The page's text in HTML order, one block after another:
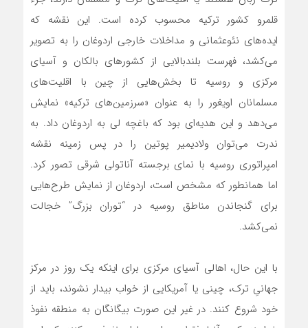
قلمرو کشور ترکیه محسوب کرده است. این نقشه که
ایده‌های نئوعثمانی و مداخلات خارجی اردوغان را به تصویر
می‌کشد، فهرست بلندبالایی از کشورهای بالکان و آسیای
مرکزی و روسیه تا بخش‌هایی از چین با اقلیت‌های
مسلمانان اویغور را به عنوان «سرزمین‌های ترکیه» نمایش
می‌دهد و این هدیه‌ای بود که باغچه لی به اردوغان داد. به
ندرت می‌توان ولادیمیر پوتین را در پس زمینه نقشه
امپراتوری روسیه با نمای برجسته آناتولی شرقی تصور کرد.
اما همانطور که مشخص است، اردوغان از نمایش طرح‌هایی
برای گنجاندن مناطق روسیه در “توران بزرگ” خجالت
نمی‌کشد.
با این حال، اهالی آسیای مرکزی برای اینکه یک روز در مرکز
جهانیِ ترک، چینی یا آمریکایی از خواب بیدار نشوند، باید از
خود شروع کنند. در غیر این صورت بیگانگان به منطقه نفوذ